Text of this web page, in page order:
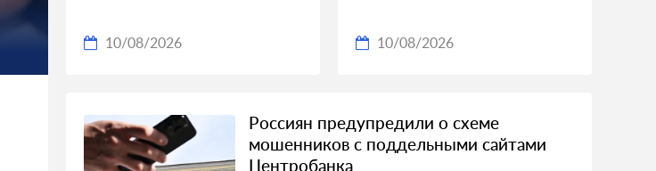
10/08/2026 10/08/2026
Россиян предупредили о схеме
мошенников с поддельными сайтами
Центробанка